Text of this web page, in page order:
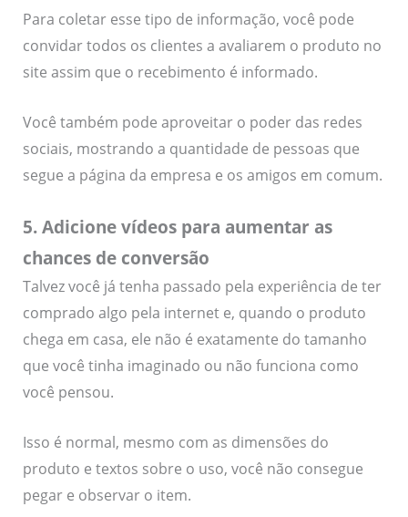
Para coletar esse tipo de informação, você pode
convidar todos os clientes a avaliarem o produto no
site assim que o recebimento é informado.
Você também pode aproveitar o poder das redes
sociais, mostrando a quantidade de pessoas que
segue a página da empresa e os amigos em comum.
5. Adicione vídeos para aumentar as
chances de conversão
Talvez você já tenha passado pela experiência de ter
comprado algo pela internet e, quando o produto
chega em casa, ele não é exatamente do tamanho
que você tinha imaginado ou não funciona como
você pensou.
Isso é normal, mesmo com as dimensões do
produto e textos sobre o uso, você não consegue
pegar e observar o item.